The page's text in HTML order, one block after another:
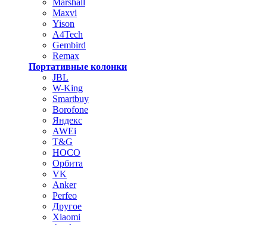
Marshall
Maxvi
Yison
A4Tech
Gembird
Remax
Портативные колонки
JBL
W-King
Smartbuy
Borofone
Яндекс
AWEi
T&G
HOCO
Орбита
VK
Anker
Perfeo
Другое
Xiaomi